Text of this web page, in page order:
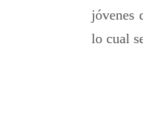
jóvenes
lo cual